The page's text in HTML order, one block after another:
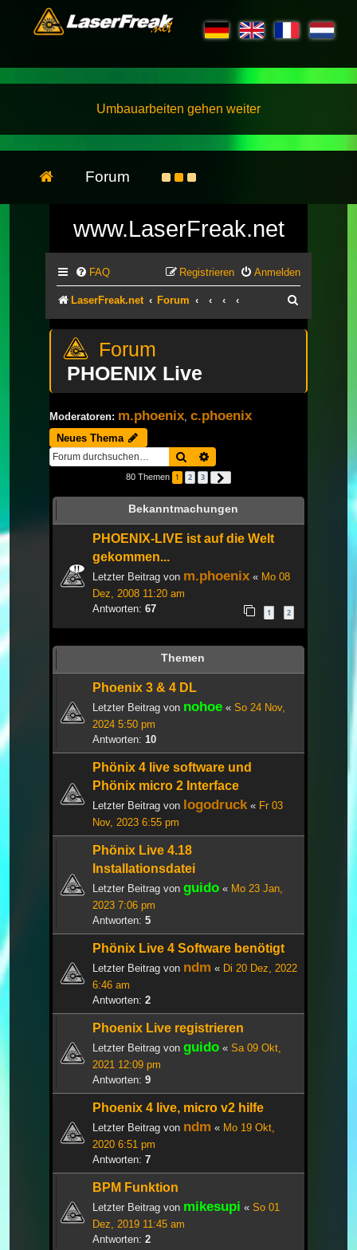
Umbauarbeiten gehen weiter
Forum
www.LaserFreak.net
FAQ Anmelden
Registrieren
LaserFreak.net Forum
PHOENIX Live
Moderatoren: m.phoenix c.phoenix
Neues Thema
Suche
80 Themen 1 2 3
Bekanntmachungen
PHOENIX-LIVE ist auf die Welt
gekommen...
Letzter Beitrag von m.phoenix « Mo 08
Dez, 2008 11:20 am
Antworten: 67 1 2
Themen
Phoenix 3 & 4 DL
Letzter Beitrag von nohoe « So 24 Nov,
2024 5:50 pm
Antworten: 10
Phönix 4 live software und
Phönix micro 2 Interface
Letzter Beitrag von logodruck« Fr 03
Nov, 2023 6:55 pm
Phönix Live 4.18
Installationsdatei
Letzter Beitrag von guido « Mo 23 Jan,
2023 7:06 pm
Antworten: 5
Phönix Live 4 Software benötigt
Letzter Beitrag von ndm « Di 20 Dez, 2022
6:46 am
Antworten: 2
Phoenix Live registrieren
Letzter Beitrag von guido « Sa 09 Okt,
2021 12:09 pm
Antworten: 9
Phoenix 4 live, micro v2 hilfe
Letzter Beitrag von ndm « Mo 19 Okt,
2020 6:51 pm
Antworten: 7
BPM Funktion
Letzter Beitrag von mikesupi « So 01
Dez, 2019 11:45 am
Antworten: 2